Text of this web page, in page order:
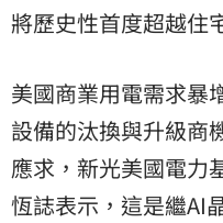
將歷史性首度超越住
美國商業用電需求暴
設備的汰換與升級商
應求，新光美國電力
恆誌表示，這是繼AI